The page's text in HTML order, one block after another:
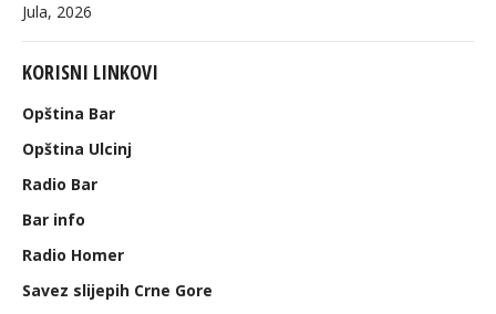
Jula, 2026
KORISNI LINKOVI
Opština Bar
Opština Ulcinj
Radio Bar
Bar info
Radio Homer
Savez slijepih Crne Gore